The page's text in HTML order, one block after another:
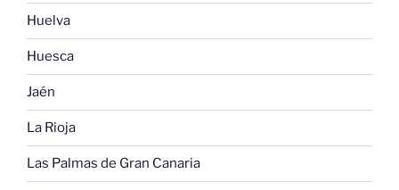
Huelva
Huesca
Jaén
La Rioja
Las Palmas de Gran Canaria